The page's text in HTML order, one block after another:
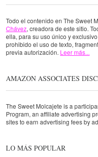
Todo el contenido en The Sweet
Chávez, creadora de este sitio.
ella, para su uso único y
prohibido el uso de texto,
previa autorización. Leer más...
AMAZON ASSOCIATES
The Sweet Molcajete is a
Program, an affiliate advertising
sites to earn advertising fees by
LO MÁS POPULAR